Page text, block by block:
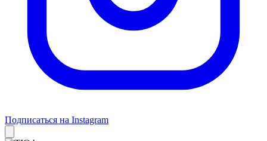
Подписаться на Instagram